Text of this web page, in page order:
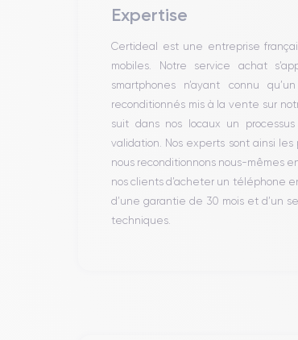
Expertise
Certideal est une entreprise
mobiles. Notre service achat
smartphones n’ayant connu
reconditionnés mis à la vente sur
suit dans nos locaux un
validation. Nos experts sont ainsi
nous reconditionnons nous-mêmes
nos clients d’acheter un téléphone
d’une garantie de 30 mois et d’un
techniques.